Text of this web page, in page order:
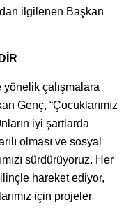
ilgilenen Başkan
çalışmalara
Genç, “Çocuklarımız
iyi şartlarda
olması ve sosyal
sürdürüyoruz. Her
hareket ediyor,
için projeler